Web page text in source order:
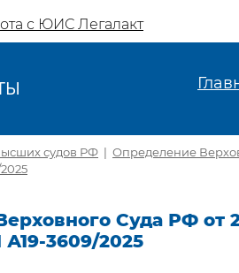
с ЮИС Легалакт
судов РФ | Определение
Суда РФ от
3609/2025